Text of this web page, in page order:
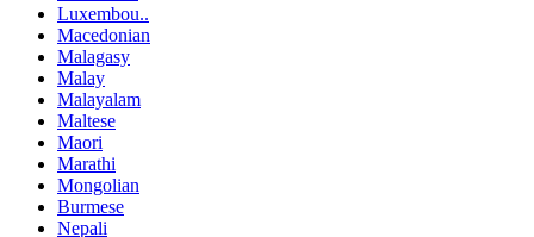
Luxembou..
Macedonian
Malagasy
Malay
Malayalam
Maltese
Maori
Marathi
Mongolian
Burmese
Nepali